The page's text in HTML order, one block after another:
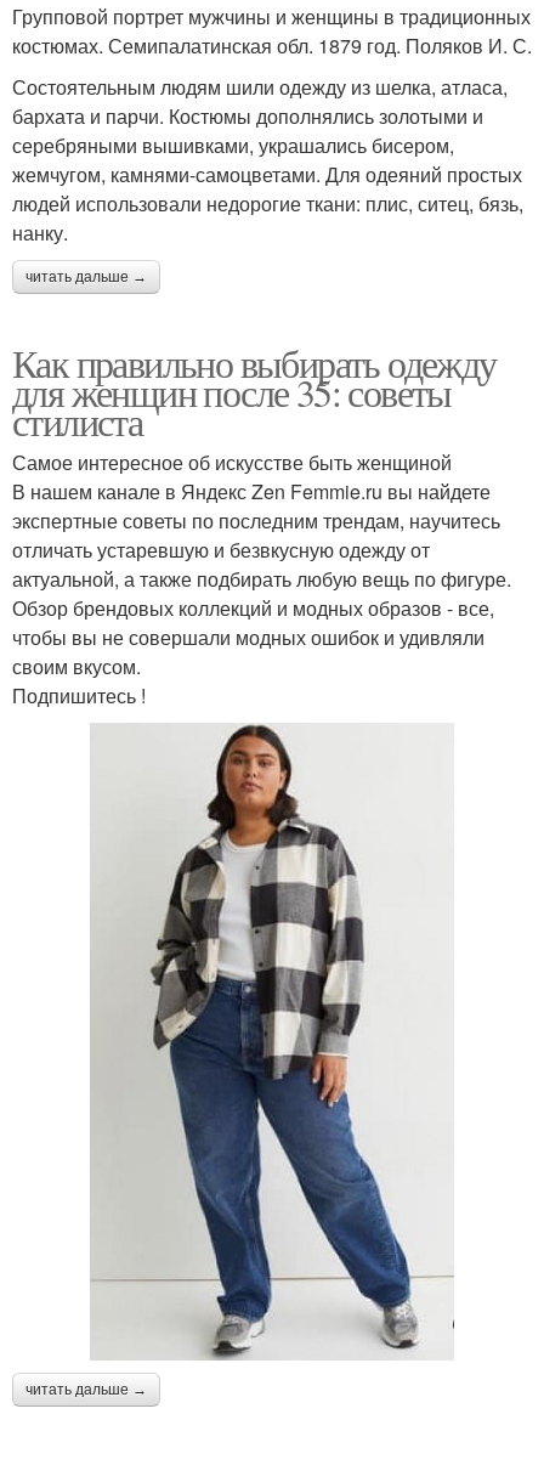
Групповой портрет мужчины и женщины в традиционных
костюмах. Семипалатинская обл. 1879 год. Поляков И. С.
Состоятельным людям шили одежду из шелка, атласа,
бархата и парчи. Костюмы дополнялись золотыми и
серебряными вышивками, украшались бисером,
жемчугом, камнями-самоцветами. Для одеяний простых
людей использовали недорогие ткани: плис, ситец, бязь,
нанку.
читать дальше →
Как правильно выбирать одежду
для женщин после 35: советы
стилиста
Самое интересное об искусстве быть женщиной
В нашем канале в Яндекс Zen Femmie.ru вы найдете
экспертные советы по последним трендам, научитесь
отличать устаревшую и безвкусную одежду от
актуальной, а также подбирать любую вещь по фигуре.
Обзор брендовых коллекций и модных образов - все,
чтобы вы не совершали модных ошибок и удивляли
своим вкусом.
Подпишитесь !
читать дальше →